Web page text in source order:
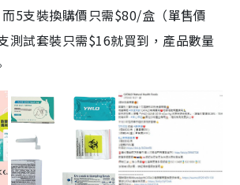
而5支裝換購價只需$80/盒（單售價
測試套裝只需$16就買到，產品數量